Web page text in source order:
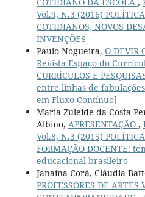
COTIDIANO DA ESCOLA ,
Vol.9, N.3 (2016)
COTIDIANOS, NOVOS
INVENÇÕES
Paulo Nogueira, O
Revista Espaço do
CURRÍCULOS E
entre linhas de
em Fluxo Contínuo]
Maria Zuleide da Costa
Albino, APRESENTAÇÃO ,
Vol.8, N.3 (2015)
FORMAÇÃO DOCENTE:
educacional brasileiro
Janaína Corá, Cláudia
PROFESSORES DE ARTES